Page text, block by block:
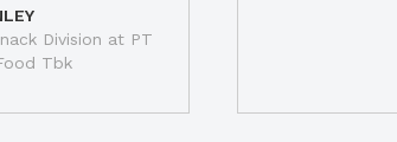
Division at PT
Tbk